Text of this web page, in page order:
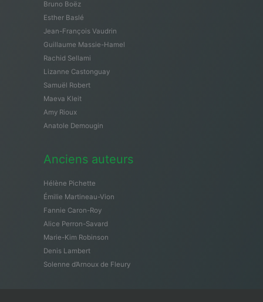
Bruno Boëz
Esther Baslé
Jean-François Vaudrin
Guillaume Massie-Hamel
Rachid Sellami
Lizanne Castonguay
Samuël Robert
Maeva Kleit
Amy Rioux
Anatole Demougin
Anciens auteurs
Hélène Pichette
Émilie Martineau-Vion
Fannie Caron-Roy
Alice Perron-Savard
Marie-Kim Robinson
Denis Lambert
Solenne d’Arnoux de Fleury